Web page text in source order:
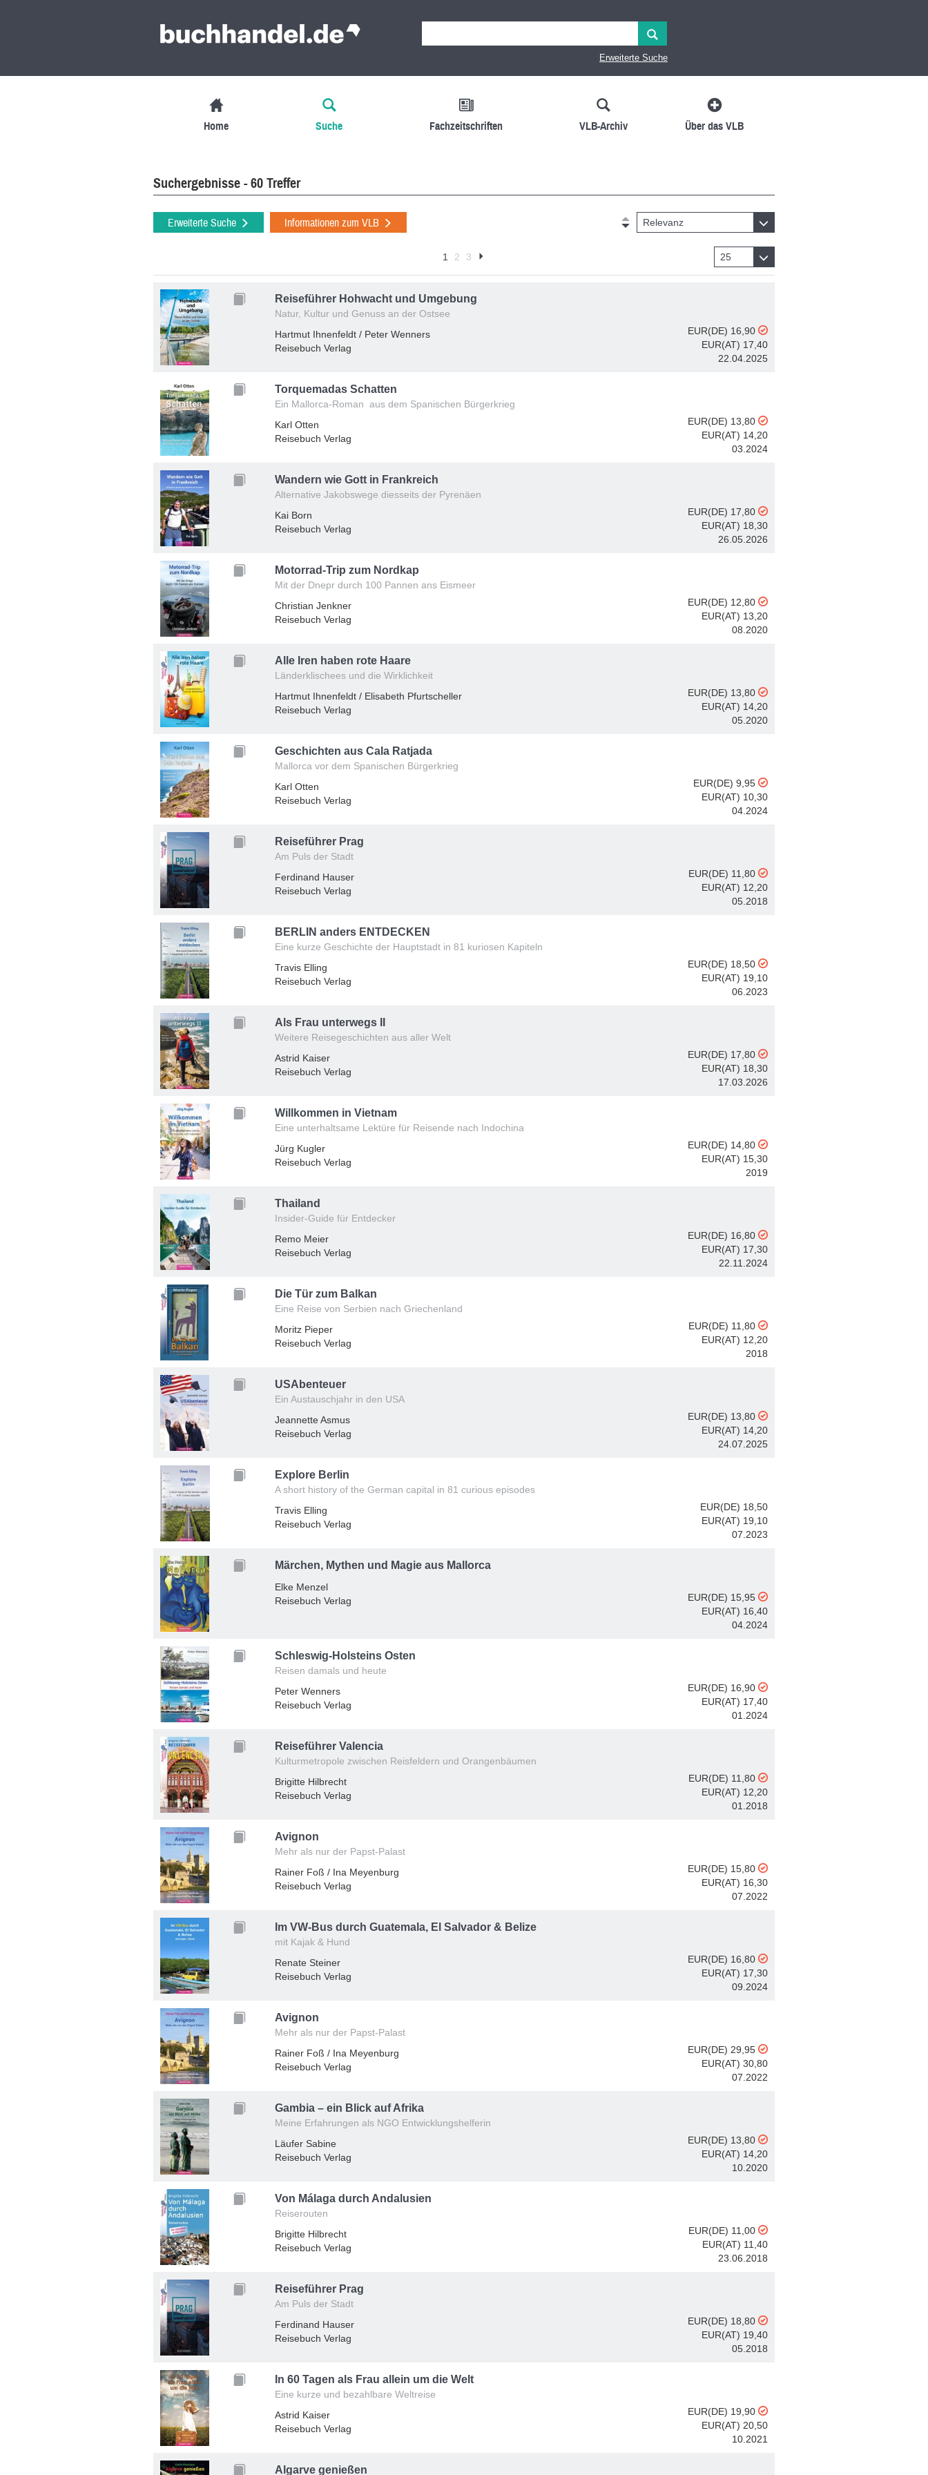
Erweiterte Suche
Home Suche Fachzeitschriften VLB-Archiv Über das VLB
Suchergebnisse - 60 Treffer
Erweiterte Suche Informationen zum VLB Relevanz
1 2 3 25
Reiseführer Hohwacht und Umgebung
Natur, Kultur und Genuss an der Ostsee
Hartmut Ihnenfeldt / Peter Wenners
Reisebuch Verlag
EUR(DE) 16,90
EUR(AT) 17,40
22.04.2025
Torquemadas Schatten
Ein Mallorca-Roman aus dem Spanischen Bürgerkrieg
Karl Otten
Reisebuch Verlag
EUR(DE) 13,80
EUR(AT) 14,20
03.2024
Wandern wie Gott in Frankreich
Alternative Jakobswege diesseits der Pyrenäen
Kai Born
Reisebuch Verlag
EUR(DE) 17,80
EUR(AT) 18,30
26.05.2026
Motorrad-Trip zum Nordkap
Mit der Dnepr durch 100 Pannen ans Eismeer
Christian Jenkner
Reisebuch Verlag
EUR(DE) 12,80
EUR(AT) 13,20
08.2020
Alle Iren haben rote Haare
Länderklischees und die Wirklichkeit
Hartmut Ihnenfeldt / Elisabeth Pfurtscheller
Reisebuch Verlag
EUR(DE) 13,80
EUR(AT) 14,20
05.2020
Geschichten aus Cala Ratjada
Mallorca vor dem Spanischen Bürgerkrieg
Karl Otten
Reisebuch Verlag
EUR(DE) 9,95
EUR(AT) 10,30
04.2024
Reiseführer Prag
Am Puls der Stadt
Ferdinand Hauser
Reisebuch Verlag
EUR(DE) 11,80
EUR(AT) 12,20
05.2018
BERLIN anders ENTDECKEN
Eine kurze Geschichte der Hauptstadt in 81 kuriosen Kapiteln
Travis Elling
Reisebuch Verlag
EUR(DE) 18,50
EUR(AT) 19,10
06.2023
Als Frau unterwegs II
Weitere Reisegeschichten aus aller Welt
Astrid Kaiser
Reisebuch Verlag
EUR(DE) 17,80
EUR(AT) 18,30
17.03.2026
Willkommen in Vietnam
Eine unterhaltsame Lektüre für Reisende nach Indochina
Jürg Kugler
Reisebuch Verlag
EUR(DE) 14,80
EUR(AT) 15,30
2019
Thailand
Insider-Guide für Entdecker
Remo Meier
Reisebuch Verlag
EUR(DE) 16,80
EUR(AT) 17,30
22.11.2024
Die Tür zum Balkan
Eine Reise von Serbien nach Griechenland
Moritz Pieper
Reisebuch Verlag
EUR(DE) 11,80
EUR(AT) 12,20
2018
USAbenteuer
Ein Austauschjahr in den USA
Jeannette Asmus
Reisebuch Verlag
EUR(DE) 13,80
EUR(AT) 14,20
24.07.2025
Explore Berlin
A short history of the German capital in 81 curious episodes
Travis Elling
Reisebuch Verlag
EUR(DE) 18,50
EUR(AT) 19,10
07.2023
Märchen, Mythen und Magie aus Mallorca
Elke Menzel
Reisebuch Verlag
EUR(DE) 15,95
EUR(AT) 16,40
04.2024
Schleswig-Holsteins Osten
Reisen damals und heute
Peter Wenners
Reisebuch Verlag
EUR(DE) 16,90
EUR(AT) 17,40
01.2024
Reiseführer Valencia
Kulturmetropole zwischen Reisfeldern und Orangenbäumen
Brigitte Hilbrecht
Reisebuch Verlag
EUR(DE) 11,80
EUR(AT) 12,20
01.2018
Avignon
Mehr als nur der Papst-Palast
Rainer Foß / Ina Meyenburg
Reisebuch Verlag
EUR(DE) 15,80
EUR(AT) 16,30
07.2022
Im VW-Bus durch Guatemala, El Salvador & Belize
mit Kajak & Hund
Renate Steiner
Reisebuch Verlag
EUR(DE) 16,80
EUR(AT) 17,30
09.2024
Avignon
Mehr als nur der Papst-Palast
Rainer Foß / Ina Meyenburg
Reisebuch Verlag
EUR(DE) 29,95
EUR(AT) 30,80
07.2022
Gambia – ein Blick auf Afrika
Meine Erfahrungen als NGO Entwicklungshelferin
Läufer Sabine
Reisebuch Verlag
EUR(DE) 13,80
EUR(AT) 14,20
10.2020
Von Málaga durch Andalusien
Reiserouten
Brigitte Hilbrecht
Reisebuch Verlag
EUR(DE) 11,00
EUR(AT) 11,40
23.06.2018
Reiseführer Prag
Am Puls der Stadt
Ferdinand Hauser
Reisebuch Verlag
EUR(DE) 18,80
EUR(AT) 19,40
05.2018
In 60 Tagen als Frau allein um die Welt
Eine kurze und bezahlbare Weltreise
Astrid Kaiser
Reisebuch Verlag
EUR(DE) 19,90
EUR(AT) 20,50
10.2021
Algarve genießen